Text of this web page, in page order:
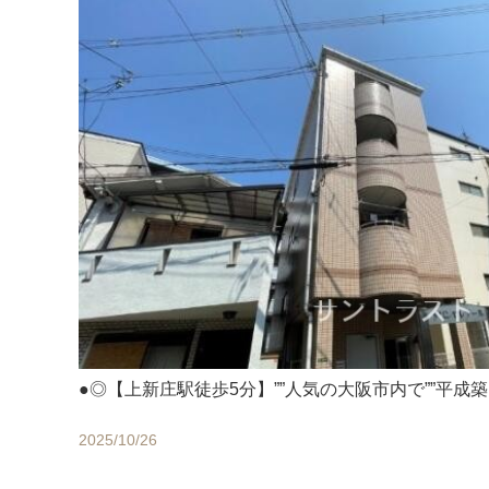
●◎【上新庄駅徒歩5分】””人気の大阪市内で””平成
2025/10/26